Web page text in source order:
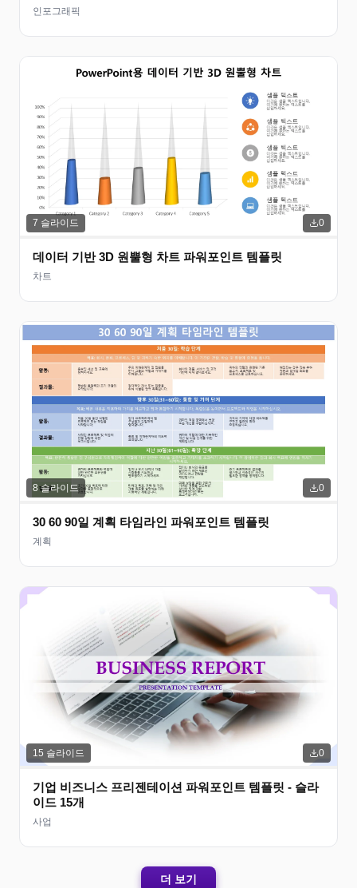
인포그래픽
7 슬라이드 0
데이터 기반 3D 원뿔형 차트 파워포인트 템플릿
차트
8 슬라이드 0
30 60 90일 계획 타임라인 파워포인트 템플릿
계획
15 슬라이드 0
기업 비즈니스 프리젠테이션 파워포인트 템플릿 - 슬라
이드 15개
사업
더 보기